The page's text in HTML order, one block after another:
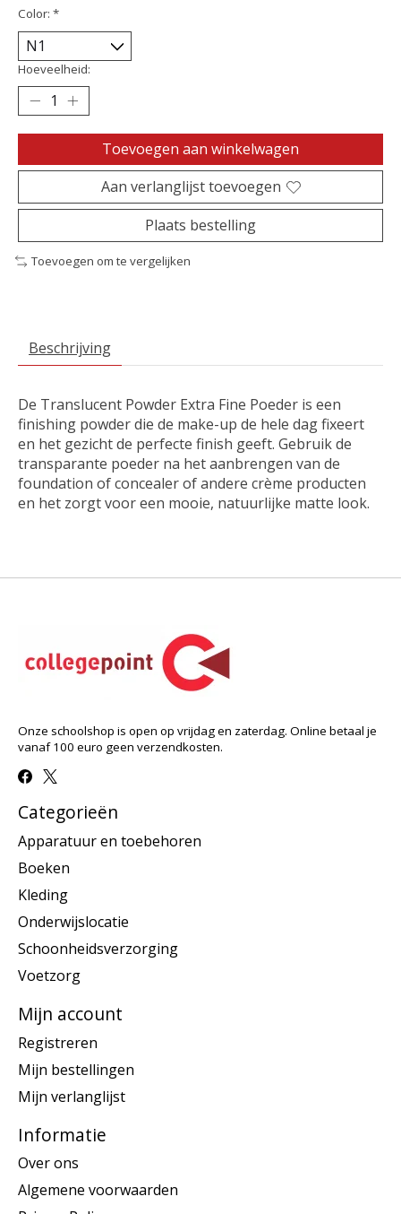
Color: *
Hoeveelheid:
Toevoegen aan winkelwagen
Aan verlanglijst toevoegen
Plaats bestelling
Toevoegen om te vergelijken
Beschrijving
De Translucent Powder Extra Fine Poeder is een
finishing powder die de make-up de hele dag fixeert
en het gezicht de perfecte finish geeft. Gebruik de
transparante poeder na het aanbrengen van de
foundation of concealer of andere crème producten
en het zorgt voor een mooie, natuurlijke matte look.
Onze schoolshop is open op vrijdag en zaterdag. Online betaal je
vanaf 100 euro geen verzendkosten.
Categorieën
Apparatuur en toebehoren
Boeken
Kleding
Onderwijslocatie
Schoonheidsverzorging
Voetzorg
Mijn account
Registreren
Mijn bestellingen
Mijn verlanglijst
Informatie
Over ons
Algemene voorwaarden